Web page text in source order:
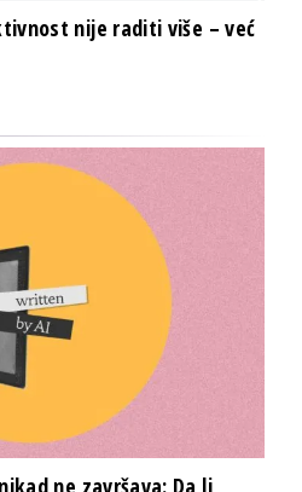
nije raditi više – već
ne završava: Da li